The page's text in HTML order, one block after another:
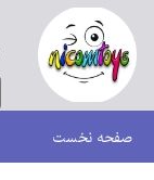
حساب کاربری من
تغییر گذر واژه
سفارشات
صفحه نخست